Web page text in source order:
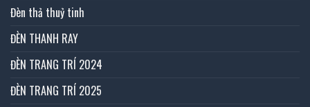
Đèn thả thuỷ tinh
ĐÈN THANH RAY
ĐÈN TRANG TRÍ 2024
ĐÈN TRANG TRÍ 2025